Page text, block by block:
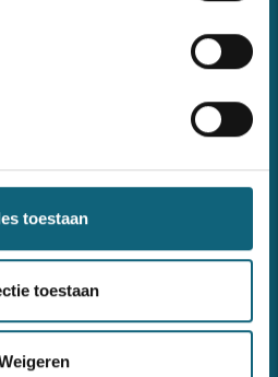
toestaan
toestaan
implementeren en onderhouden
of andere begeleidings- of